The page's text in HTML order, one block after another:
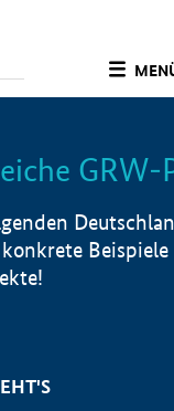
GRW-